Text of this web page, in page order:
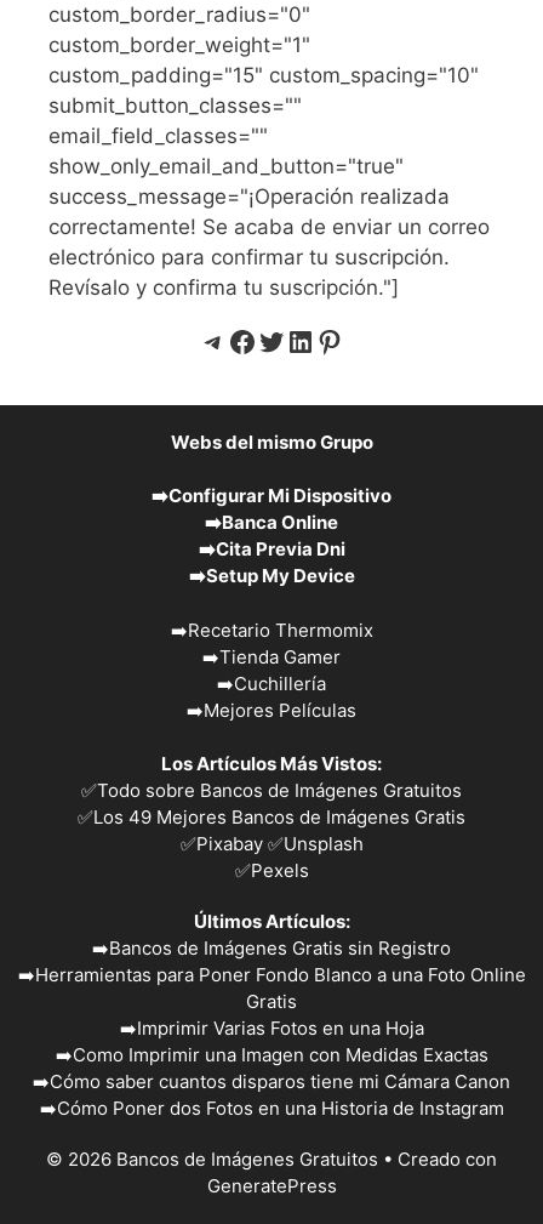
custom_border_radius="0"
custom_border_weight="1"
custom_padding="15" custom_spacing="10"
submit_button_classes=""
email_field_classes=""
show_only_email_and_button="true"
success_message="¡Operación realizada
correctamente! Se acaba de enviar un correo
electrónico para confirmar tu suscripción.
Revísalo y confirma tu suscripción."]
Telegram
Facebook
Twitter
LinkedIn
Pinterest
Webs del mismo Grupo
➡️Configurar Mi Dispositivo
➡️Banca Online
➡️Cita Previa Dni
➡️Setup My Device
➡️Recetario Thermomix
➡️Tienda Gamer
➡️Cuchillería
➡️Mejores Películas
Los Artículos Más Vistos:
✅Todo sobre Bancos de Imágenes Gratuitos
✅Los 49 Mejores Bancos de Imágenes Gratis
✅Pixabay ✅Unsplash
✅Pexels
Últimos Artículos:
➡️Bancos de Imágenes Gratis sin Registro
➡️Herramientas para Poner Fondo Blanco a una Foto Online
Gratis
➡️Imprimir Varias Fotos en una Hoja
➡️Como Imprimir una Imagen con Medidas Exactas
➡️Cómo saber cuantos disparos tiene mi Cámara Canon
➡️Cómo Poner dos Fotos en una Historia de Instagram
© 2026 Bancos de Imágenes Gratuitos • Creado con
GeneratePress